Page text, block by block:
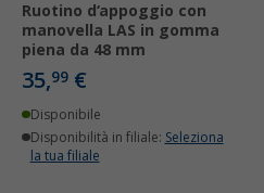
Ruotino d‘appoggio con
manovella LAS in gomma
piena da 48 mm
35,99 €
Disponibile
Disponibilità in filiale: Seleziona
la tua filiale